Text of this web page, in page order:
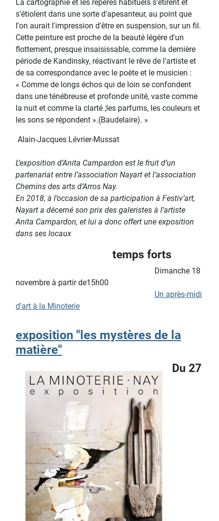
La cartographie et les repères habituels s'étirent et
s'étiolent dans une sorte d'apesanteur, au point que
l'on aurait l'impression d'être en suspension, sur un fil.
Cette peinture est proche de la beauté légère d'un
flottement, presque insaisissable, comme la dernière
période de Kandinsky, réactivant le rêve de l'artiste et
de sa correspondance avec le poète et le musicien :
« Comme de longs échos qui de loin se confondent
dans une ténébreuse et profonde unité, vaste comme
la nuit et comme la clarté ;les parfums, les couleurs et
les sons se répondent ».(Baudelaire). »
Alain-Jacques Lévrier-Mussat
L’exposition d’Anita Campardon est le fruit d’un
partenariat entre l’association Nayart et l’association
Chemins des arts d’Arros Nay.
En 2018, à l’occasion de sa participation à Festiv’art,
Nayart a décerné son prix des galeristes à l’artiste
Anita Campardon, et lui a donc offert une exposition
dans ses locaux
temps forts
Dimanche 18
novembre à partir de15h00
Un après-midi
d'art à la Minoterie
exposition "les mystères de la
matière"
Du 27